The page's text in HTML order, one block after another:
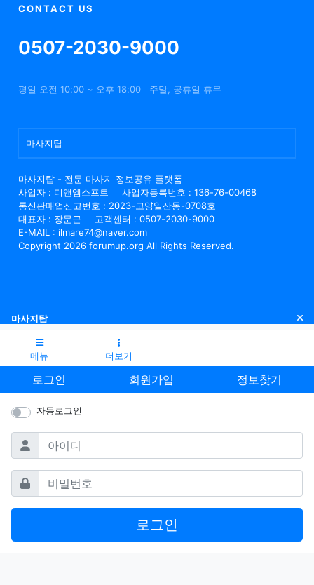
CONTACT US
0507-2030-9000
평일 오전 10:00 ~ 오후 18:00 주말, 공휴일 휴무
마사지탑
마사지탑 - 전문 마사지 정보공유 플랫폼
사업자 : 디앤엠소프트
사업자등록번호 : 136-76-00468
통신판매업신고번호 : 2023-고양일산동-0708호
대표자 : 장문근
고객센터 : 0507-2030-9000
E-MAIL : ilmare74@naver.com
Copyright 2026 forumup.org All Rights Reserved.
마사지탑 닫
메뉴 더보기
로그인 회원가입 정보찾기
자동로그인
아이디
비밀번호
로그인